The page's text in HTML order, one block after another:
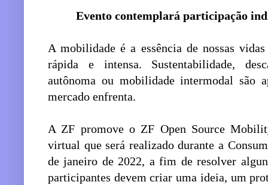
Evento contemplará participação
A mobilidade é a essência de nossas
rápida e intensa. Sustentabilidade,
autônoma ou mobilidade intermodal são
mercado enfrenta.
A ZF promove o ZF Open Source
virtual que será realizado durante a
de janeiro de 2022, a fim de resolver
participantes devem criar uma ideia, um